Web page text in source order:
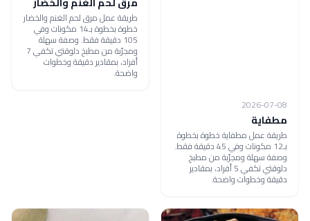
2026-07-08
مطفاية
طريقة عمل مطفاية خطوة بخطوة
بـ12 مكونات وفي 45 دقيقة فقط.
وصفة سهلة ومجرّبة من مطبخ
دلوقتي تكفي 5 أفراد، بمقادير
دقيقة وخطوات واضحة.
طريقة عمل مرق لحم الغنم والخضار
خطوة بخطوة بـ14 مكونات وفي
105 دقيقة فقط. وصفة سهلة
ومجرّبة من مطبخ دلوقتي تكفي 7
أفراد، بمقادير دقيقة وخطوات
واضحة.